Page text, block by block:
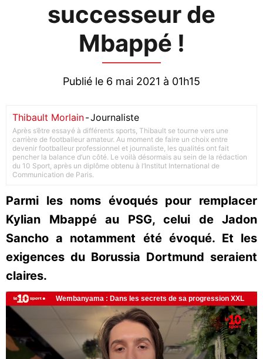
successeur de
Mbappé !
Publié le 6 mai 2021 à 01h15
Thibault Morlain-Journaliste
Après s’être essayé à différents sports, Thibault se tourne vers une
carrière de footballeur amateur. Au moment de faire un choix entre
devenir footballeur professionnel et journaliste, les qualités ont fait
pencher la balance d’un côté. Le voilà désormais au sein de la rédaction
du 10 Sport, après un diplôme obtenu à l’Institut International de
Communication de Paris.
Parmi les noms évoqués pour remplacer
Kylian Mbappé au PSG, celui de Jadon
Sancho a notamment été évoqué. Et les
exigences du Borussia Dortmund seraient
claires.